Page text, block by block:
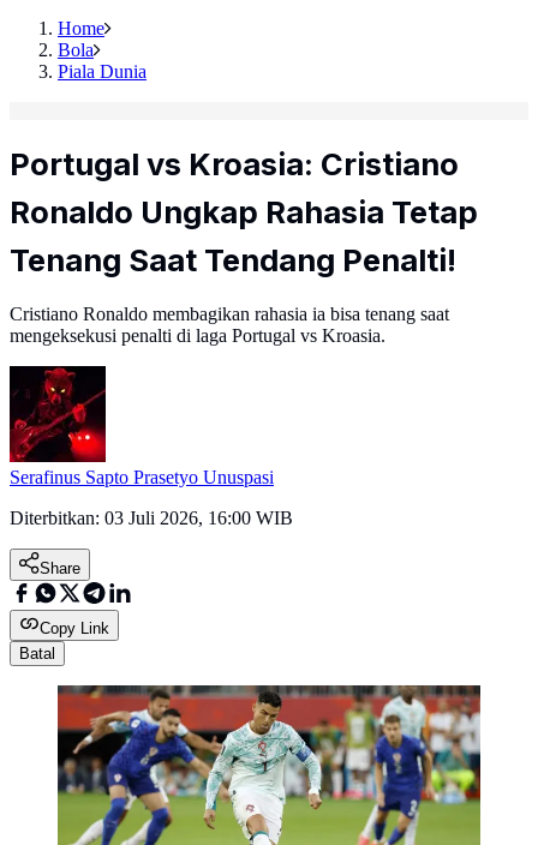
Home
Bola
Piala Dunia
Portugal vs Kroasia: Cristiano
Ronaldo Ungkap Rahasia Tetap
Tenang Saat Tendang Penalti!
Cristiano Ronaldo membagikan rahasia ia bisa tenang saat
mengeksekusi penalti di laga Portugal vs Kroasia.
Serafinus Sapto Prasetyo Unuspasi
Diterbitkan: 03 Juli 2026, 16:00 WIB
Share
Copy Link
Batal